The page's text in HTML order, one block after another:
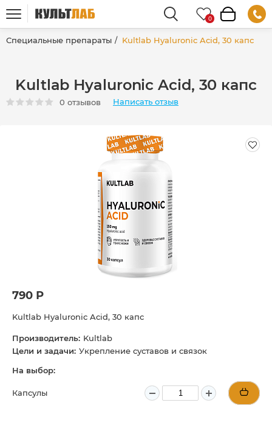
Специальные препараты Kultlab Hyaluronic Acid, 30 капс
Kultlab Hyaluronic Acid, 30 капс
0 отзывов Написать отзыв
790 Р
Kultlab Hyaluronic Acid, 30 капс
Производитель: Kultlab
Цели и задачи: Укрепление суставов и связок
На выбор:
Капсулы